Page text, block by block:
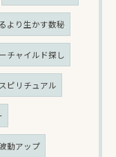
より生かす数秘
チャイルド探し
ピリチュアル
動アップ